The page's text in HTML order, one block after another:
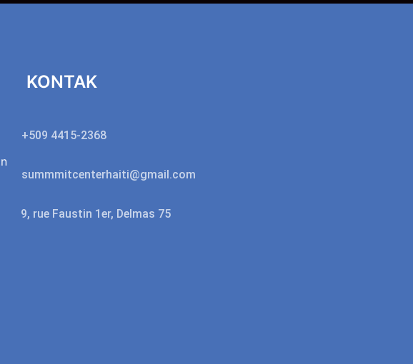
KONTAK
+509 4415-2368
summmitcenterhaiti@gmail.com
9, rue Faustin 1er, Delmas 75